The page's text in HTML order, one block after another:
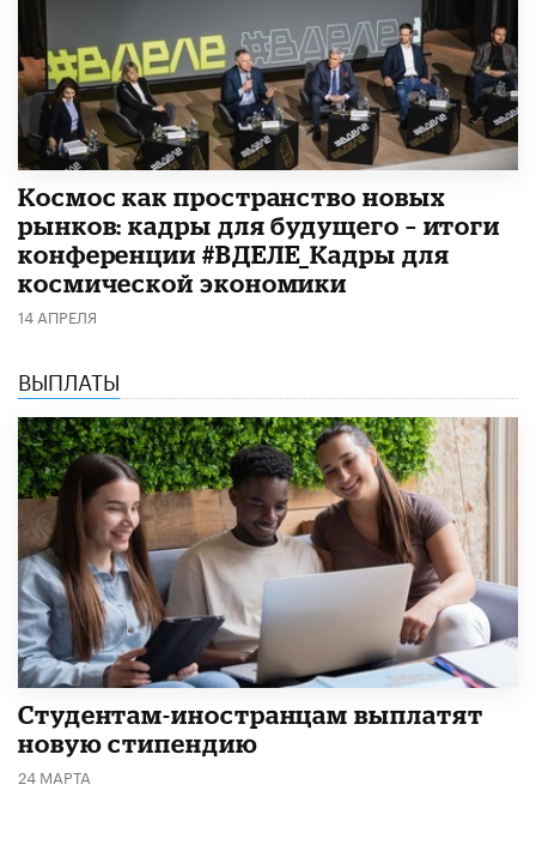
Космос как пространство новых
рынков: кадры для будущего – итоги
конференции #ВДЕЛЕ_Кадры для
космической экономики
14 АПРЕЛЯ
ВЫПЛАТЫ
Студентам-иностранцам выплатят
новую стипендию
24 МАРТА